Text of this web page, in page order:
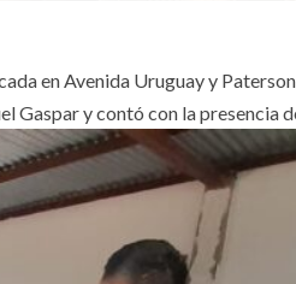
en Avenida Uruguay y
y contó con la